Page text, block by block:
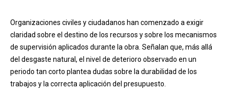
Organizaciones civiles y ciudadanos han comenzado a exigir
claridad sobre el destino de los recursos y sobre los mecanismos
de supervisión aplicados durante la obra. Señalan que, más allá
del desgaste natural, el nivel de deterioro observado en un
periodo tan corto plantea dudas sobre la durabilidad de los
trabajos y la correcta aplicación del presupuesto.